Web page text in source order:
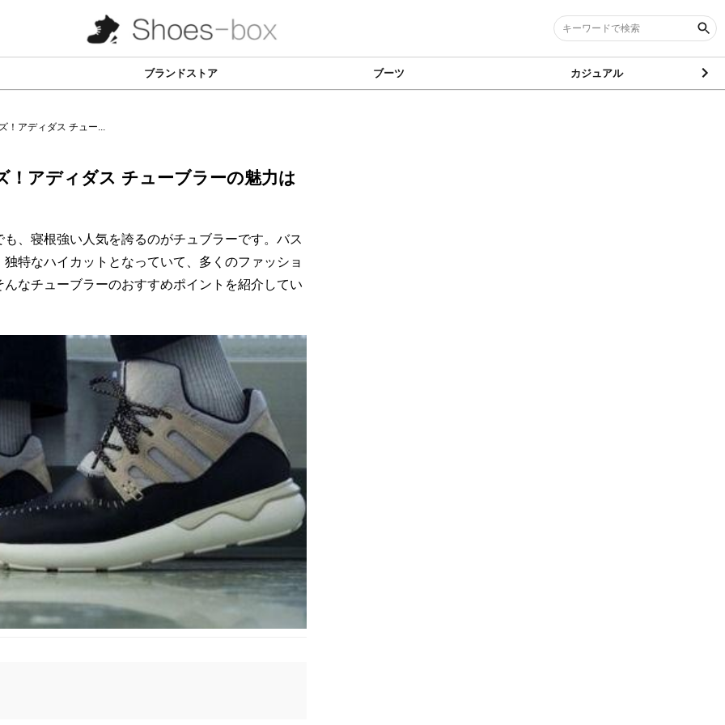
ブランドストア ブーツ カジュアル
！アディダス チュー...
！アディダス チューブラーの魅力は
、寝根強い人気を誇るのがチュブラーです。バス
特なハイカットとなっていて、多くのファッショ
なチューブラーのおすすめポイントを紹介してい